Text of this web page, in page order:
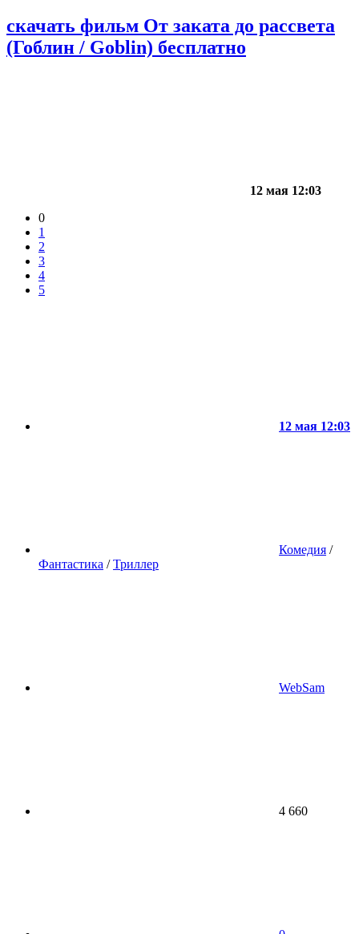
скачать фильм От заката до рассвета
(Гоблин / Goblin) бесплатно
12 мая 12:03
0
1
2
3
4
5
12 мая 12:03
Комедия /
Фантастика /Триллер
WebSam
4 660